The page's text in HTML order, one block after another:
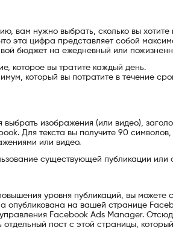
вам нужно выбрать, сколько вы хотите
эта цифра представляет собой
бюджет на ежедневный или
которое вы тратите каждый день.
который вы потратите в течение
изображения (или видео),
Для текста вы получите 90
или видео.
существующей публикации или
уровня публикаций, вы можете
опубликована на вашей странице
Facebook Ads Manager.
пост с этой страницы,